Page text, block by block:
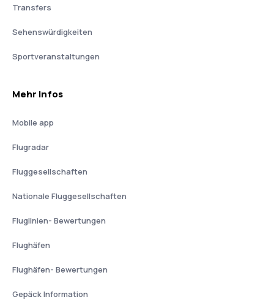
Transfers
Sehenswürdigkeiten
Sportveranstaltungen
Mehr Infos
Mobile app
Flugradar
Fluggesellschaften
Nationale Fluggesellschaften
Fluglinien- Bewertungen
Flughäfen
Flughäfen- Bewertungen
Gepäck Information